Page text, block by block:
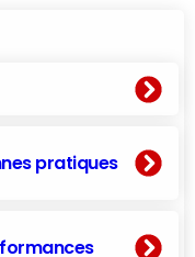
pratiques